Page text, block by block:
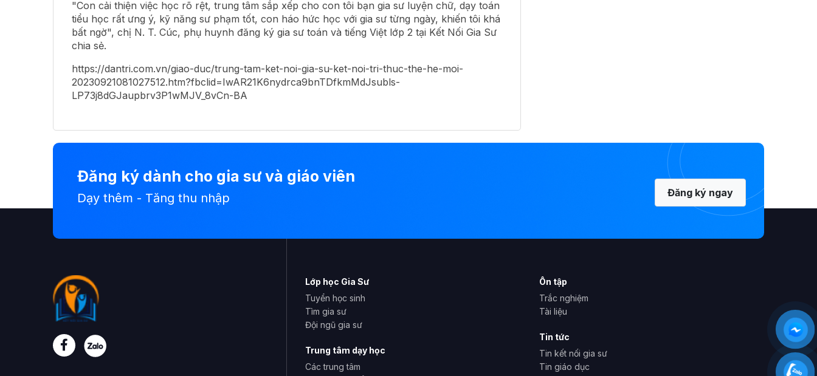
"Con cải thiện việc học rõ rệt, trung tâm sắp xếp cho con tôi bạn gia sư luyện chữ, dạy toán
tiểu học rất ưng ý, kỹ năng sư phạm tốt, con háo hức học với gia sư từng ngày, khiến tôi khá
bất ngờ", chị N. T. Cúc, phụ huynh đăng ký gia sư toán và tiếng Việt lớp 2 tại Kết Nối Gia Sư
chia sẻ.
https://dantri.com.vn/giao-duc/trung-tam-ket-noi-gia-su-ket-noi-tri-thuc-the-he-moi-
20230921081027512.htm?fbclid=IwAR21K6nydrca9bnTDfkmMdJsubls-
LP73j8dGJaupbrv3P1wMJV_8vCn-BA
Đăng ký dành cho gia sư và giáo viên
Dạy thêm - Tăng thu nhập Đăng ký ngay
Lớp học Gia Sư
Tuyển học sinh
Tìm gia sư
Đội ngũ gia sư
Trung tâm dạy học
Các trung tâm
Ôn tập
Trắc nghiệm
Tài liệu
Tin tức
Tin kết nối gia sư
Tin giáo dục